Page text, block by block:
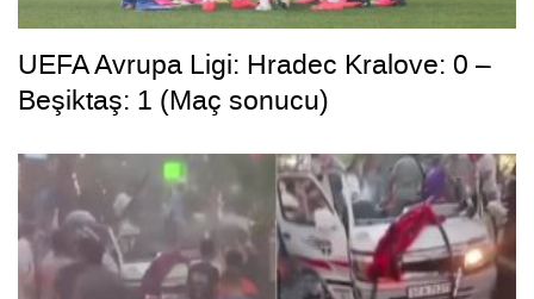
UEFA Avrupa Ligi: Hradec Kralove: 0 –
Beşiktaş: 1 (Maç sonucu)